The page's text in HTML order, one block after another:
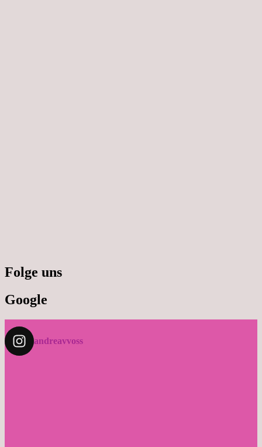
Folge uns
Google
andreavvoss